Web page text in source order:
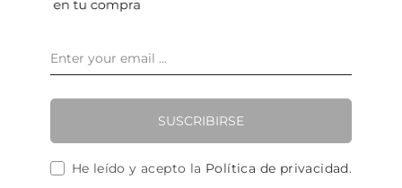
SUSCRIBIRSE
He leído y acepto la Política de privacidad.